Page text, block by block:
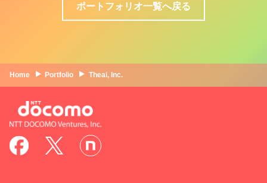
ポートフォリオ一覧へ戻る
Home Portfolio Theai, Inc.